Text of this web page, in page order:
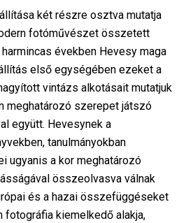
két részre osztva mutatja
fotóművészet összetett
években Hevesy maga
első egységében ezeket a
vintázs alkotásait mutatjuk
meghatározó szerepet játszó
együtt. Hevesynek a
tanulmányokban
ugyanis a kor meghatározó
összeolvasva válnak
és a hazai összefüggéseket
kiemelkedő alakja,